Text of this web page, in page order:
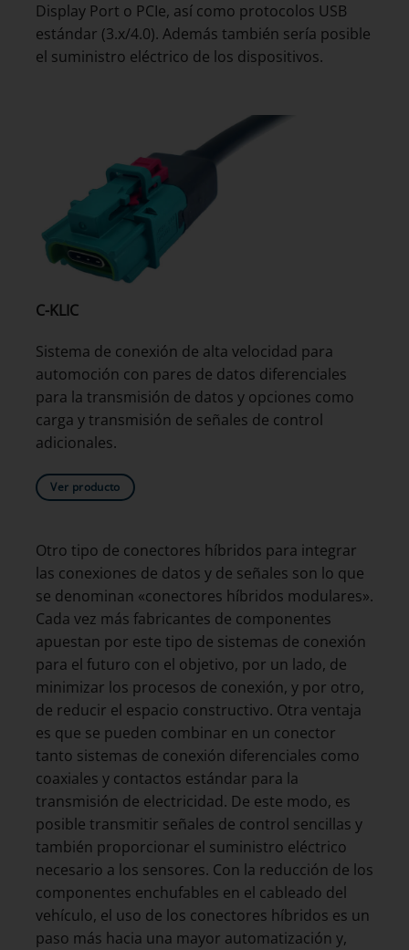
Display Port o PCIe, así como protocolos USB
estándar (3.x/4.0). Además también sería posible
el suministro eléctrico de los dispositivos.
C-KLIC
Sistema de conexión de alta velocidad para
automoción con pares de datos diferenciales
para la transmisión de datos y opciones como
carga y transmisión de señales de control
adicionales.
Ver producto
Otro tipo de conectores híbridos para integrar
las conexiones de datos y de señales son lo que
se denominan «conectores híbridos modulares».
Cada vez más fabricantes de componentes
apuestan por este tipo de sistemas de conexión
para el futuro con el objetivo, por un lado, de
minimizar los procesos de conexión, y por otro,
de reducir el espacio constructivo. Otra ventaja
es que se pueden combinar en un conector
tanto sistemas de conexión diferenciales como
coaxiales y contactos estándar para la
transmisión de electricidad. De este modo, es
posible transmitir señales de control sencillas y
también proporcionar el suministro eléctrico
necesario a los sensores. Con la reducción de los
componentes enchufables en el cableado del
vehículo, el uso de los conectores híbridos es un
paso más hacia una mayor automatización y,